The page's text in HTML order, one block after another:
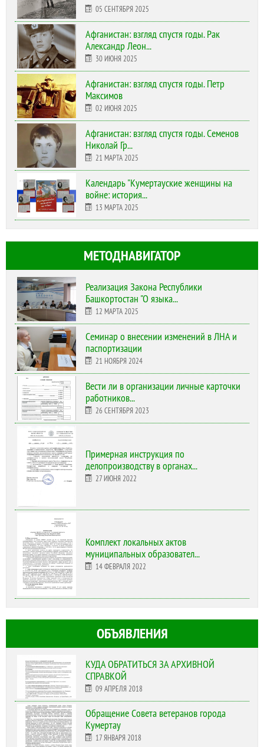
05 СЕНТЯБРЯ 2025
Афганистан: взгляд спустя годы. Рак
Александр Леон...
30 ИЮНЯ 2025
Афганистан: взгляд спустя годы. Петр
Максимов
02 ИЮНЯ 2025
Афганистан: взгляд спустя годы. Семенов
Николай Гр...
21 МАРТА 2025
Календарь "Кумертауские женщины на
войне: история...
13 МАРТА 2025
МЕТОДНАВИГАТОР
Реализация Закона Республики
Башкортостан "О языка...
12 МАРТА 2025
Cеминар о внесении изменений в ЛНА и
паспортизации
21 НОЯБРЯ 2024
Вести ли в организации личные карточки
работников...
26 СЕНТЯБРЯ 2023
Примерная инструкция по
делопроизводству в органах...
27 ИЮНЯ 2022
Комплект локальных актов
муниципальных образовател...
14 ФЕВРАЛЯ 2022
ОБЪЯВЛЕНИЯ
КУДА ОБРАТИТЬСЯ ЗА АРХИВНОЙ
СПРАВКОЙ
09 АПРЕЛЯ 2018
Обращение Совета ветеранов города
Кумертау
17 ЯНВАРЯ 2018